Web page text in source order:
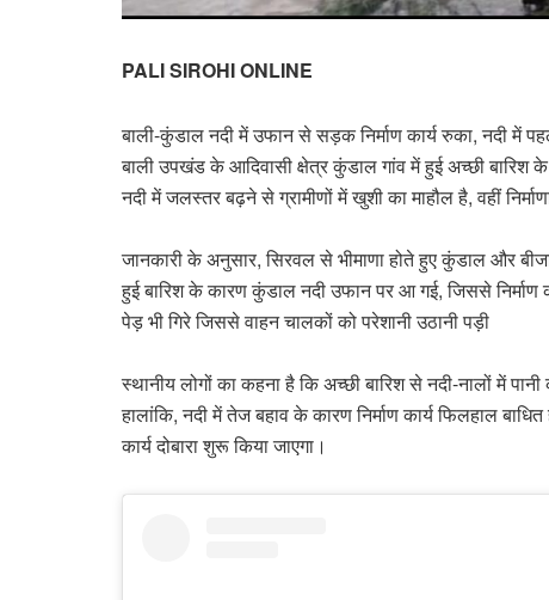
PALI SIROHI ONLINE
बाली-कुंडाल नदी में उफान से सड़क निर्माण कार्य रुका, नदी में
बाली उपखंड के आदिवासी क्षेत्र कुंडाल गांव में हुई अच्छी
नदी में जलस्तर बढ़ने से ग्रामीणों में खुशी का माहौल है, वहीं
जानकारी के अनुसार, सिरवल से भीमाणा होते हुए कुंडाल और
हुई बारिश के कारण कुंडाल नदी उफान पर आ गई, जिससे
पेड़ भी गिरे जिससे वाहन चालकों को परेशानी उठानी पड़ी
स्थानीय लोगों का कहना है कि अच्छी बारिश से नदी-नालों में
हालांकि, नदी में तेज बहाव के कारण निर्माण कार्य फिलहाल
कार्य दोबारा शुरू किया जाएगा।